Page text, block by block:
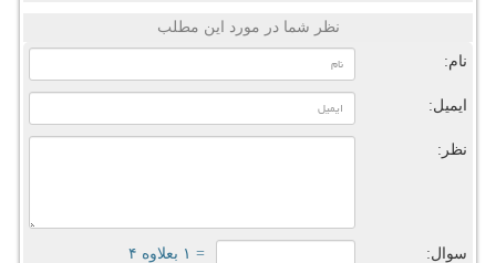
نظر شما در مورد این مطلب
نام:
ایمیل:
نظر:
سوال: = ۱ بعلاوه ۴